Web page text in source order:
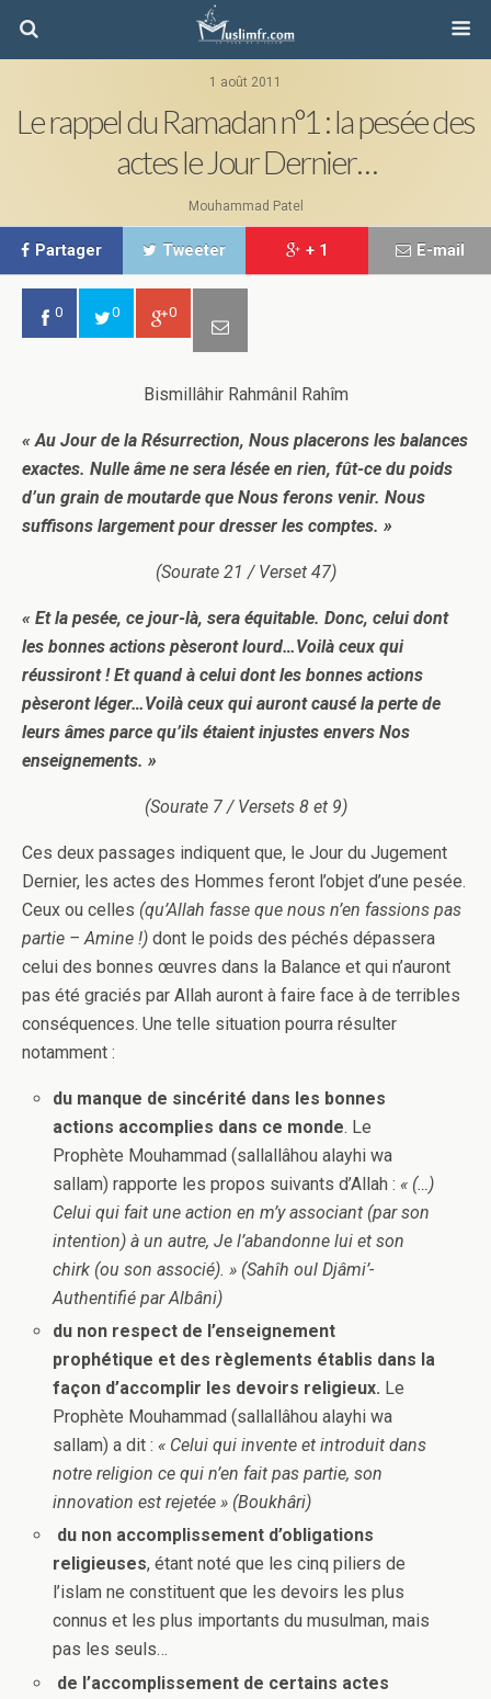
1 août 2011
Le rappel du Ramadan n°1 : la pesée des
actes le Jour Dernier…
Mouhammad Patel
Partager Tweeter + 1 E-mail
0 0 0
Bismillâhir Rahmânil Rahîm
« Au Jour de la Résurrection, Nous placerons les balances
exactes. Nulle âme ne sera lésée en rien, fût-ce du poids
d’un grain de moutarde que Nous ferons venir. Nous
suffisons largement pour dresser les comptes. »
(Sourate 21 / Verset 47)
« Et la pesée, ce jour-là, sera équitable. Donc, celui dont
les bonnes actions pèseront lourd…Voilà ceux qui
réussiront ! Et quand à celui dont les bonnes actions
pèseront léger…Voilà ceux qui auront causé la perte de
leurs âmes parce qu’ils étaient injustes envers Nos
enseignements. »
(Sourate 7 / Versets 8 et 9)
Ces deux passages indiquent que, le Jour du Jugement
Dernier, les actes des Hommes feront l’objet d’une pesée.
Ceux ou celles (qu’Allah fasse que nous n’en fassions pas
partie – Amine !) dont le poids des péchés dépassera
celui des bonnes œuvres dans la Balance et qui n’auront
pas été graciés par Allah auront à faire face à de terribles
conséquences. Une telle situation pourra résulter
notamment :
du manque de sincérité dans les bonnes
actions accomplies dans ce monde. Le
Prophète Mouhammad (sallallâhou alayhi wa
sallam) rapporte les propos suivants d’Allah : « (…)
Celui qui fait une action en m’y associant (par son
intention) à un autre, Je l’abandonne lui et son
chirk (ou son associé). » (Sahîh oul Djâmi’-
Authentifié par Albâni)
du non respect de l’enseignement
prophétique et des règlements établis dans la
façon d’accomplir les devoirs religieux. Le
Prophète Mouhammad (sallallâhou alayhi wa
sallam) a dit : « Celui qui invente et introduit dans
notre religion ce qui n’en fait pas partie, son
innovation est rejetée » (Boukhâri)
du non accomplissement d’obligations
religieuses, étant noté que les cinq piliers de
l’islam ne constituent que les devoirs les plus
connus et les plus importants du musulman, mais
pas les seuls…
de l’accomplissement de certains actes